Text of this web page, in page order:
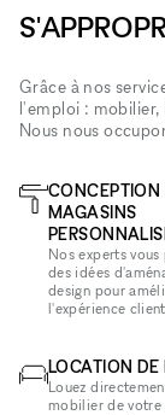
Grâce à nos
l'emploi : mobilier,
Nous nous
CONCEPTION
MAGASINS
Nos experts
des idées
design pour
l'expérience
LOCATION DE
Louez
mobilier de